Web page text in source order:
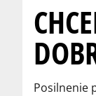
Posilnenie